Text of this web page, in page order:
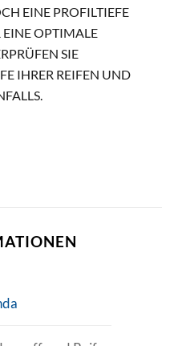
EINE PROFILTIEFE
OPTIMALE
SIE
IHRER REIFEN UND E